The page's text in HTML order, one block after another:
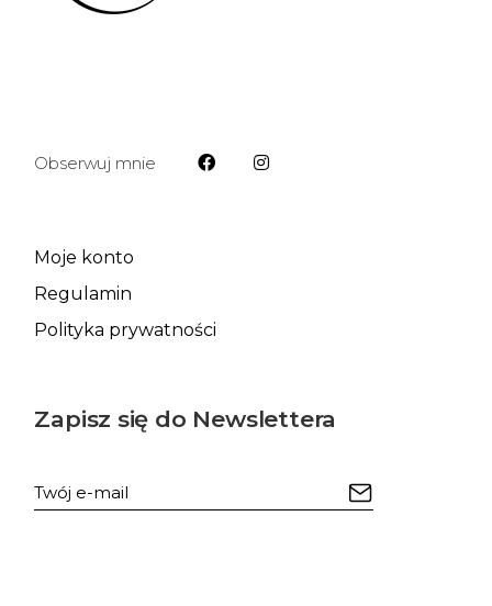
Obserwuj mnie
Moje konto
Regulamin
Polityka prywatności
Zapisz się do Newslettera